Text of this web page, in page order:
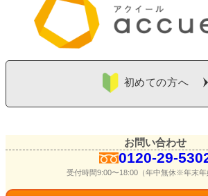
初めての方へ
お問い合わせ
0120-29-
受付時間9:00〜18:00（年中無休※年末年